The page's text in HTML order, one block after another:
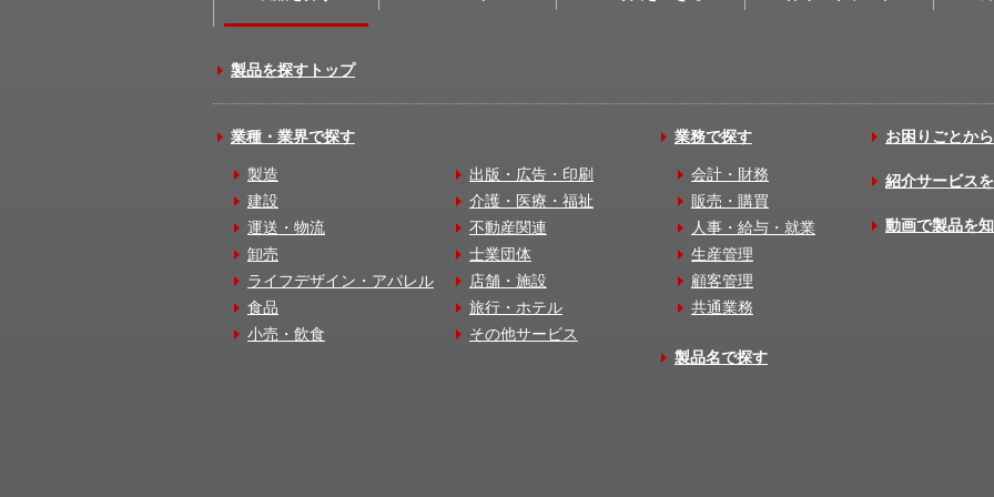
製品を探すトップ
業種・業界で探す
製造
建設
運送・物流
卸売
ライフデザイン・アパレル
食品
小売・飲食
出版・広告・印刷
介護・医療・福祉
不動産関連
士業団体
店舗・施設
旅行・ホテル
その他サービス
業務で探す
会計・財務
販売・購買
人事・給与・就業
生産管理
顧客管理
共通業務
製品名で探す
お困りごとか
紹介サービス
動画で製品を